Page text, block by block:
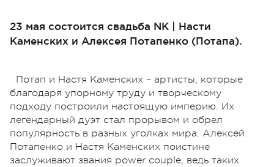
23 мая состоится свадьба NK | Насти
Каменских и Алексея Потапенко (Потапа).
Потап и Настя Каменских – артисты, которые
благодаря упорному труду и творческому
подходу построили настоящую империю. Их
легендарный дуэт стал прорывом и обрел
популярность в разных уголках мира. Алексей
Потапенко и Настя Каменских поистине
заслуживают звания power couple, ведь таких